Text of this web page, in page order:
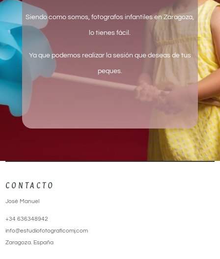
Siendo como somos, fotografos infantiles en Zaragoza,
lo tienes fácil.
Ya que podemos realizar la sesión que deseas de tus
peques.
CONTACTO
José Manuel
+34 636348942
info@estudiofotograficomj.com
Zaragoza. España